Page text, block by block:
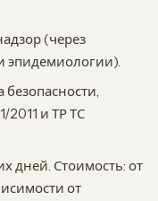
(через
эпидемиологии).
2011 и ТР ТС
дней. Стоимость: от
от